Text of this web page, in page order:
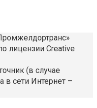
лицензии Creative
(в случае
в сети Интернет –